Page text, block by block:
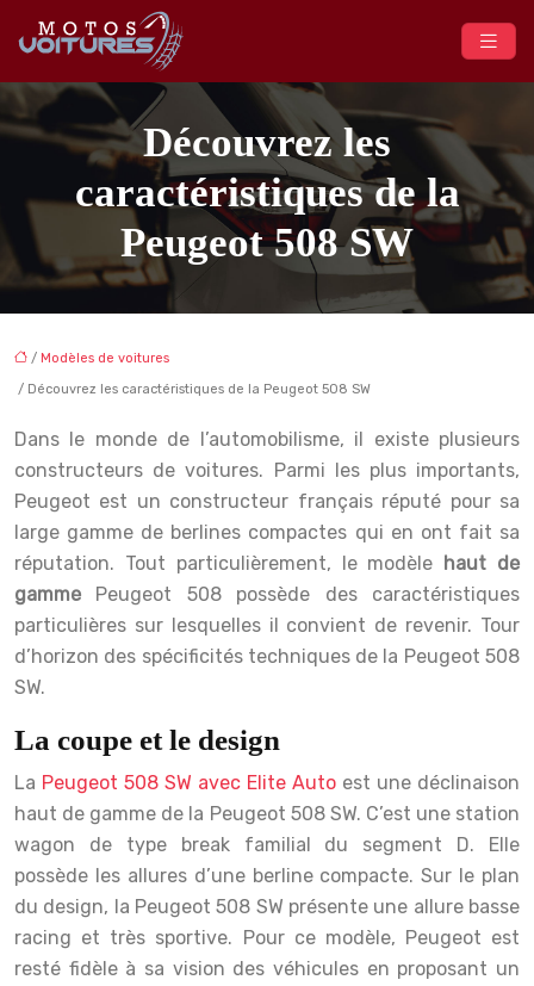
Découvrez les
caractéristiques de la
Peugeot 508 SW
/ Modèles de voitures
/ Découvrez les caractéristiques de la Peugeot 508 SW
Dans le monde de l’automobilisme, il existe plusieurs
constructeurs de voitures. Parmi les plus importants,
Peugeot est un constructeur français réputé pour sa
large gamme de berlines compactes qui en ont fait sa
réputation. Tout particulièrement, le modèle haut de
gamme Peugeot 508 possède des caractéristiques
particulières sur lesquelles il convient de revenir. Tour
d’horizon des spécificités techniques de la Peugeot 508
SW.
La coupe et le design
La Peugeot 508 SW avec Elite Auto est une déclinaison
haut de gamme de la Peugeot 508 SW. C’est une station
wagon de type break familial du segment D. Elle
possède les allures d’une berline compacte. Sur le plan
du design, la Peugeot 508 SW présente une allure basse
racing et très sportive. Pour ce modèle, Peugeot est
resté fidèle à sa vision des véhicules en proposant un